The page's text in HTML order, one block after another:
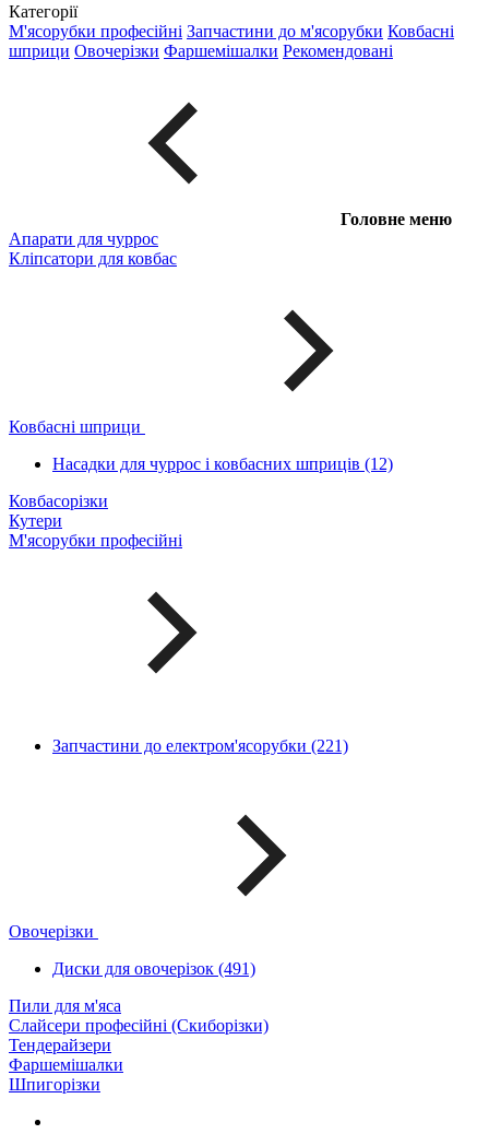
Категорії
М'ясорубки професійні Запчастини до м'ясорубки Ковбасні
шприци Овочерізки Фаршемішалки Рекомендовані
Головне меню
Апарати для чуррос
Кліпсатори для ковбас
Ковбасні шприци
Насадки для чуррос і ковбасних шприців (12)
Ковбасорізки
Кутери
М'ясорубки професійні
Запчастини до електром'ясорубки (221)
Овочерізки
Диски для овочерізок (491)
Пили для м'яса
Слайсери професійні (Скиборізки)
Тендерайзери
Фаршемішалки
Шпигорізки